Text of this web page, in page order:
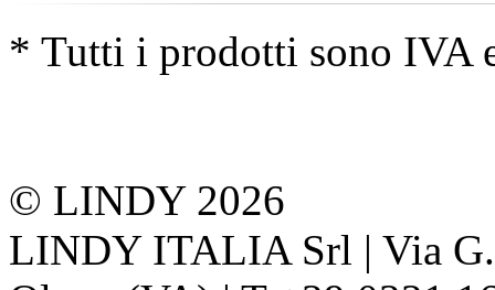
* Tutti i prodotti sono IVA
© LINDY 2026
LINDY ITALIA Srl | Via